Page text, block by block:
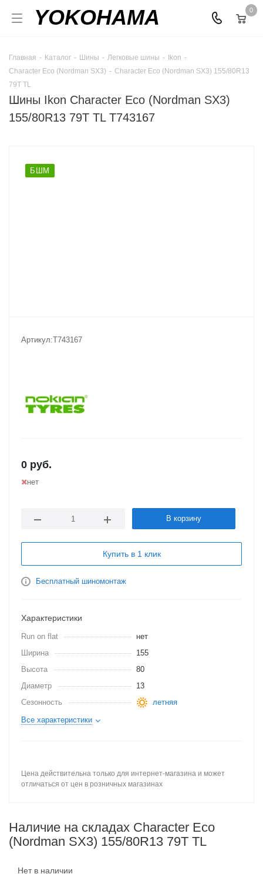
YOKOHAMA 0
Главная - Каталог - Шины - Легковые шины - Ikon -
Character Eco (Nordman SX3) - Character Eco (Nordman SX3) 155/80R13
79T TL
Шины Ikon Character Eco (Nordman SX3)
155/80R13 79T TL T743167
БШМ
Артикул:T743167
0 руб.
нет
В корзину
Купить в 1 клик
Бесплатный шиномонтаж
Характеристики
Run on flat
нет
Ширина
155
Высота
80
Диаметр
13
Сезонность
летняя
Все характеристики
Цена действительна только для интернет-магазина и может
отличаться от цен в розничных магазинах
Наличие на складах Character Eco
(Nordman SX3) 155/80R13 79T TL
Нет в наличии